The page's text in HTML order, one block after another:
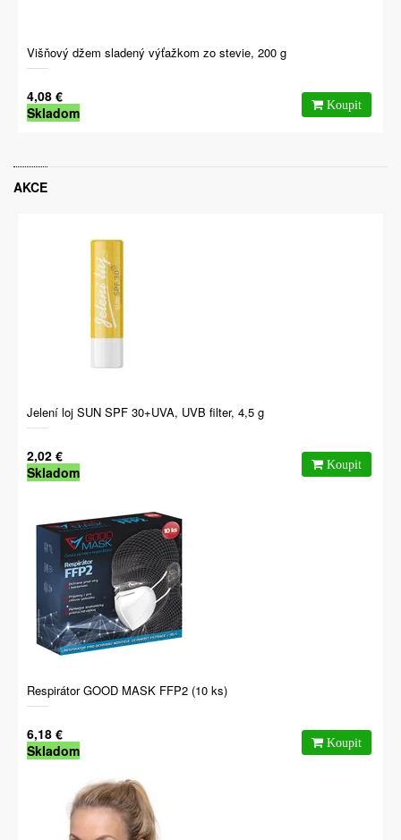
Višňový džem sladený výťažkom zo stevie, 200 g
4,08 €
Skladom
AKCE
Jelení loj SUN SPF 30+UVA, UVB filter, 4,5 g
2,02 €
Skladom
Respirátor GOOD MASK FFP2 (10 ks)
6,18 €
Skladom